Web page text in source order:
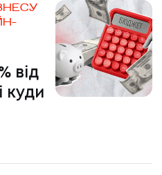
від
куди